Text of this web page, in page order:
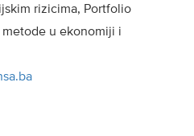
rizicima, Portfolio
u ekonomiji i